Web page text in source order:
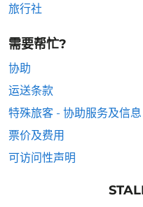
旅行社
需要帮忙?
协助
运送条款
特殊旅客 - 协助服务及信息
票价及费用
可访问性声明